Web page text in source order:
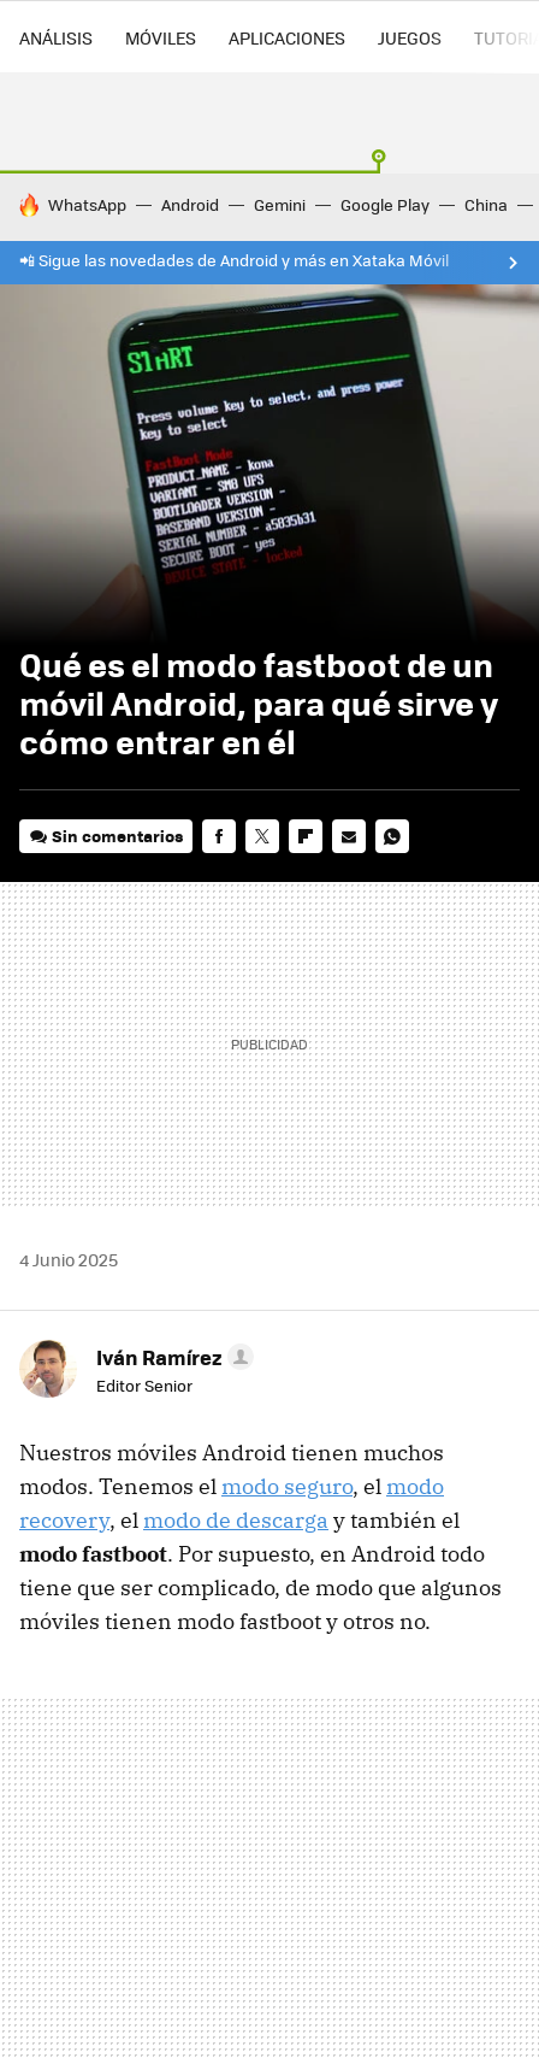
ANÁLISIS MÓVILES APLICACIONES JUEGOS
HOY SE HABLA DE
WhatsApp Android Gemini Google Play China
📲 Sigue las novedades de Android y más en Xataka Móvil
Qué es el modo fastboot de un
móvil Android, para qué sirve y
cómo entrar en él
Sin comentarios
MAIL
4 Junio 2025
Iván Ramírez
Editor Senior
Nuestros móviles Android tienen muchos
modos. Tenemos el modo seguro, el modo
recovery, el modo de descarga y también el
modo fastboot. Por supuesto, en Android todo
tiene que ser complicado, de modo que algunos
móviles tienen modo fastboot y otros no.